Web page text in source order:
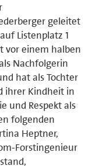
geleitet
Listenplatz 1
vor einem halben
Nachfolgerin
hat als Tochter
ihrer Kindheit in
und Respekt als
folgenden
Heptner,
Forstingenieur